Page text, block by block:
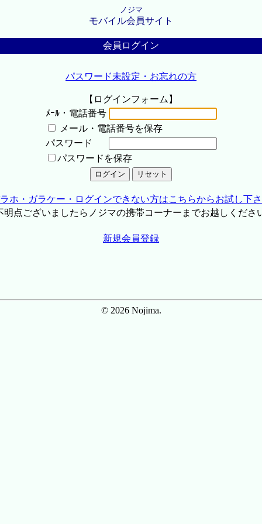
ノジマ
モバイル会員サイト
会員ログイン
パスワード未設定・お忘れの方
【ログインフォーム】
ﾒｰﾙ・電話番号
メール・電話番号を保存
パスワード
パスワードを保存
ホ・ガラケー・ログインできない方はこちらからお試し下
点ございましたらノジマの携帯コーナーまでお越しくださ
新規会員登録
© 2026 Nojima.